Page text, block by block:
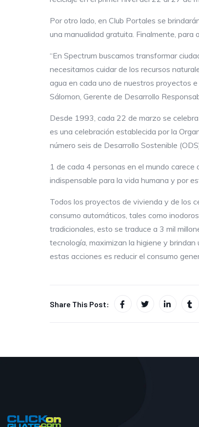
Por otro lado, en Club Portales se
una manualidad gratuita. Finalmente,
“En Spectrum buscamos transformar
necesitamos cuidar de los recursos
agua en cada uno de nuestros proyectos
Sálomon, Gerente de Desarrollo
Desde 1993, cada 22 de marzo se
es una celebración establecida por la
número seis de Desarrollo Sostenible
1 de cada 4 personas en el mundo carece
indispensable para la vida humana y por
Todos los proyectos de vivienda y de los
consumo automáticos, tales como
tradicionales, esto se traduce a 3 mil
tecnología, maximizan la higiene y
estas acciones es reducir el consumo
Share This Post: